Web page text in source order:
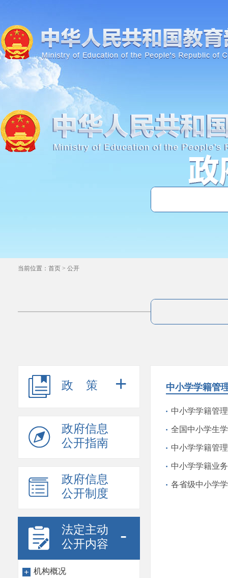
当前位置： 首页 > 公开
政策 +
政府信息
公开指南
政府信息
公开制度
法定主动
公开内容
-
机构概况
中小学学籍管
中小学学籍管
全国中小学生
中小学学籍管
中小学学籍业
各省级中小学